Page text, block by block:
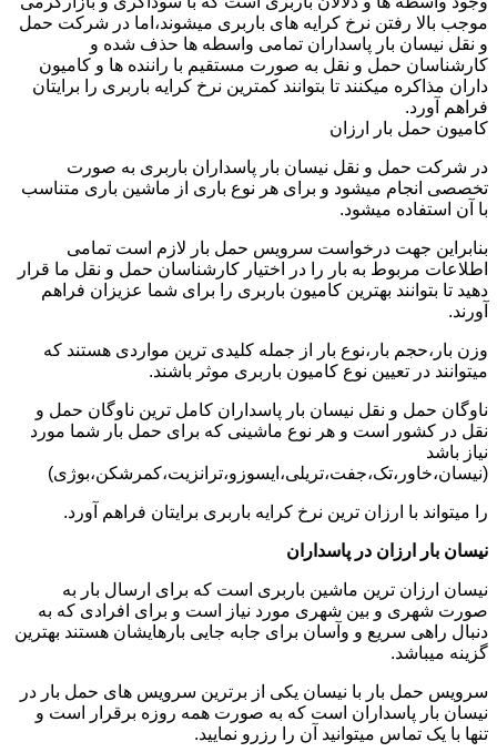
موجب بالا رفتن نرخ کرایه های باربری میشوند،اما در شرکت حمل
و نقل نیسان بار پاسداران تمامی واسطه ها حذف شده و
کارشناسان حمل و نقل به صورت مستقیم با راننده ها و کامیون
داران مذاکره میکنند تا بتوانند کمترین نرخ کرایه باربری را برایتان
فراهم آورد.
کامیون حمل بار ارزان
در شرکت حمل و نقل نیسان بار پاسداران باربری به صورت
تخصصی انجام میشود و برای هر نوع باری از ماشین باری متناسب
با آن استفاده میشود.
بنابراین جهت درخواست سرویس حمل بار لازم است تمامی
اطلاعات مربوط به بار را در اختیار کارشناسان حمل و نقل ما قرار
دهید تا بتوانند بهترین کامیون باربری را برای شما عزیزان فراهم
آورند.
وزن بار،حجم بار،نوع بار از جمله کلیدی ترین مواردی هستند که
میتوانند در تعیین نوع کامیون باربری موثر باشند.
ناوگان حمل و نقل نیسان بار پاسداران کامل ترین ناوگان حمل و
نقل در کشور است و هر نوع ماشینی که برای حمل بار شما مورد
نیاز باشد
(نیسان،خاور،تک،جفت،تریلی،ایسوزو،ترانزیت،کمرشکن،بوژی)
را میتواند با ارزان ترین نرخ کرایه باربری برایتان فراهم آورد.
نیسان بار ارزان در پاسداران
نیسان ارزان ترین ماشین باربری است که برای ارسال بار به
صورت شهری و بین شهری مورد نیاز است و برای افرادی که به
دنبال راهی سریع و وآسان برای جابه جایی بارهایشان هستند بهترین
گزینه میباشد.
سرویس حمل بار با نیسان یکی از برترین سرویس های حمل بار در
نیسان بار پاسداران است که به صورت همه روزه برقرار است و
تنها با یک تماس میتوانید آن را رزرو نمایید.